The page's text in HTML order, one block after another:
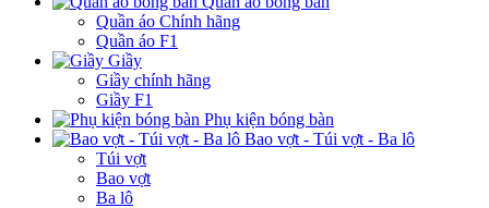
Quần áo Chính hãng
Quần áo F1
Giầy
Giầy chính hãng
Giầy F1
Phụ kiện bóng bàn
Bao vợt - Túi vợt - Ba lô
Túi vợt
Bao vợt
Ba lô